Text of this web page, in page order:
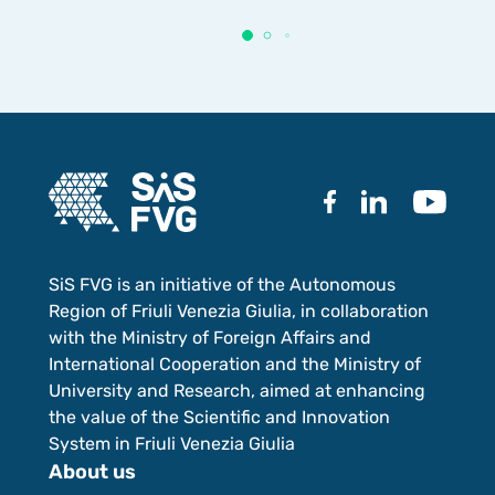
SiS FVG is an initiative of the Autonomous
Region of Friuli Venezia Giulia, in collaboration
with the Ministry of Foreign Affairs and
International Cooperation and the Ministry of
University and Research, aimed at enhancing
the value of the Scientific and Innovation
System in Friuli Venezia Giulia
About us